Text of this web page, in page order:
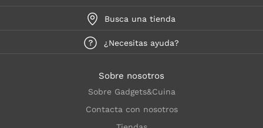
Busca una tienda
¿Necesitas ayuda?
Sobre nosotros
Sobre Gadgets&Cuina
Contacta con nosotros